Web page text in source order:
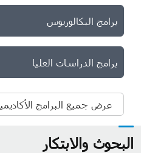
برامج البكالوريوس
برامج الدراسات العليا
عرض جميع البرامج
البحوث والابتكار